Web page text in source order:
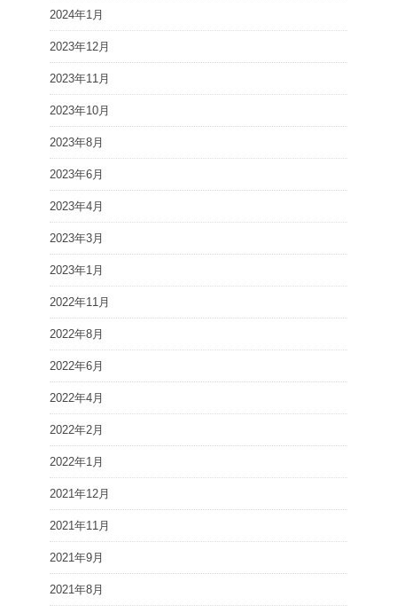
2024年1月
2023年12月
2023年11月
2023年10月
2023年8月
2023年6月
2023年4月
2023年3月
2023年1月
2022年11月
2022年8月
2022年6月
2022年4月
2022年2月
2022年1月
2021年12月
2021年11月
2021年9月
2021年8月